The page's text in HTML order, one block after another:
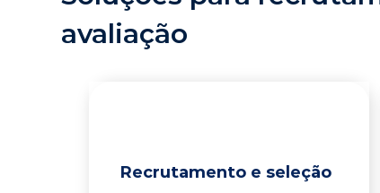
avaliação
Recrutamento e seleção